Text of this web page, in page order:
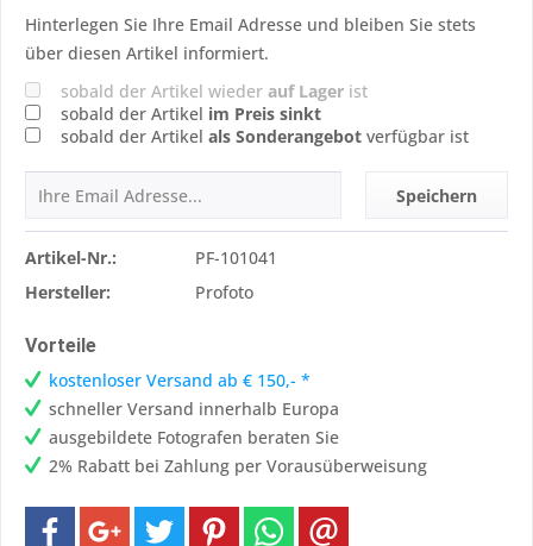
Hinterlegen Sie Ihre Email Adresse und bleiben Sie stets
über diesen Artikel informiert.
sobald der Artikel wieder auf Lager ist
sobald der Artikel im Preis sinkt
sobald der Artikel als Sonderangebot verfügbar ist
Speichern
Artikel-Nr.:
PF-101041
Hersteller:
Profoto
Vorteile
kostenloser Versand ab € 150,- *
schneller Versand innerhalb Europa
ausgebildete Fotografen beraten Sie
2% Rabatt bei Zahlung per Vorausüberweisung